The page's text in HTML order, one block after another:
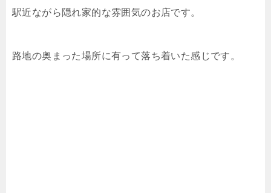
駅近ながら隠れ家的な雰囲気のお店です。
路地の奥まった場所に有って落ち着いた感じです。